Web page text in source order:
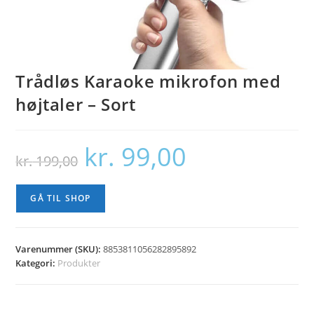
Trådløs Karaoke mikrofon med
højtaler – Sort
kr.199,00
Den
oprindelige
pris
kr. 199,00.
kr. 99,00
GÅ TIL SHOP
Varenummer (SKU):8853811056282895892
Kategori: Produkter